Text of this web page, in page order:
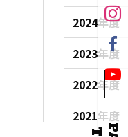
2024年度
2023年度
2022年度
2021年度